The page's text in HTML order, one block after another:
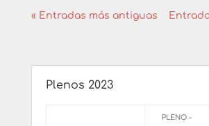
« Entradas más antiguas
Plenos 2023
PLENO –